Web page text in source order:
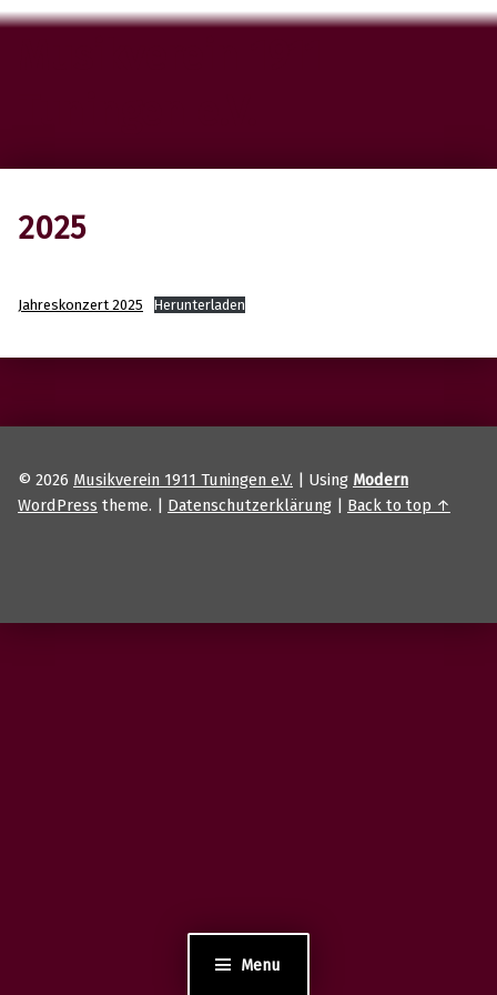
Menu
2025
Jahreskonzert 2025 Herunterladen
© 2026 Musikverein 1911 Tuningen e.V. | Using Modern
WordPress theme. | Datenschutzerklärung | Back to top ↑